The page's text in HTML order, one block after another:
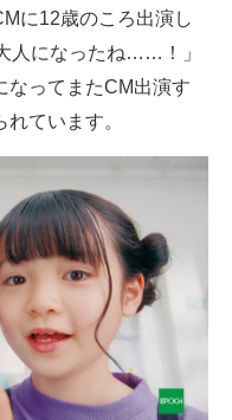
に12歳のころ出演し
人になったね……！」
なってまたCM出演す
ています。